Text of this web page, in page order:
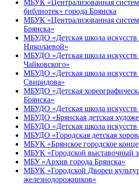
МБУК «Централизованная
библиотек» города Брянска
МБУК «Централизованная
Брянска»
МБУДО «Детская школа
Николаевой»
МБУДО «Детская школа
Чайковского»
МБУДО «Детская школа
Свиридова»
МБУДО «Детская
Брянска»
МБУДО «Детская школа
МБУДО «Брянская детская
МБУДО «Детская школа
МБУДО «Городская детская
МБУК «Брянское городское
МБУК «Городской выставочный
МБУ «Архив города Брянска»
МБУК «Городской Дворец
железнодорожников»